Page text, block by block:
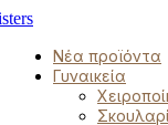
Νέα προϊόντα
Γυναικεία